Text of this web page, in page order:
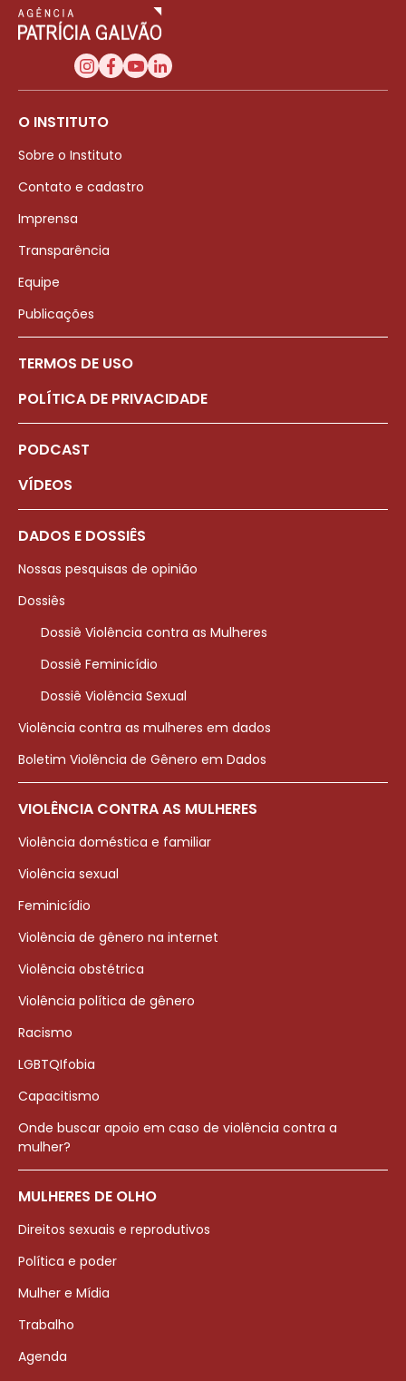
O INSTITUTO
Sobre o Instituto
Contato e cadastro
Imprensa
Transparência
Equipe
Publicações
TERMOS DE USO
POLÍTICA DE PRIVACIDADE
PODCAST
VÍDEOS
DADOS E DOSSIÊS
Nossas pesquisas de opinião
Dossiês
Dossiê Violência contra as Mulheres
Dossiê Feminicídio
Dossiê Violência Sexual
Violência contra as mulheres em dados
Boletim Violência de Gênero em Dados
VIOLÊNCIA CONTRA AS MULHERES
Violência doméstica e familiar
Violência sexual
Feminicídio
Violência de gênero na internet
Violência obstétrica
Violência política de gênero
Racismo
LGBTQIfobia
Capacitismo
Onde buscar apoio em caso de violência contra a
mulher?
MULHERES DE OLHO
Direitos sexuais e reprodutivos
Política e poder
Mulher e Mídia
Trabalho
Agenda